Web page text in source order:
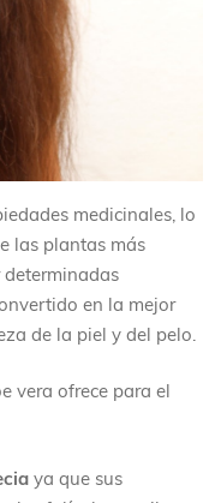
medicinales, lo
las plantas más
en la mejor
de la piel y del pelo.
vera ofrece para el
ya que sus